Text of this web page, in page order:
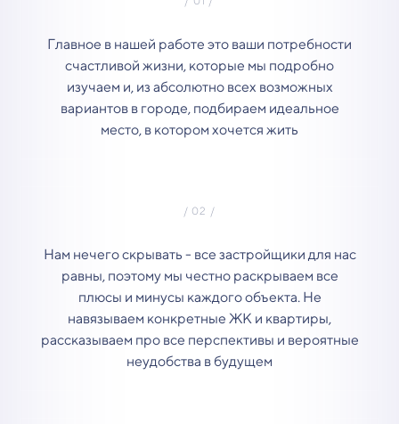
Главное в нашей работе это ваши потребности
счастливой жизни, которые мы подробно
изучаем и, из абсолютно всех возможных
вариантов в городе, подбираем идеальное
место, в котором хочется жить
Нам нечего скрывать - все застройщики для нас
равны, поэтому мы честно раскрываем все
плюсы и минусы каждого объекта. Не
навязываем конкретные ЖК и квартиры,
рассказываем про все перспективы и вероятные
неудобства в будущем